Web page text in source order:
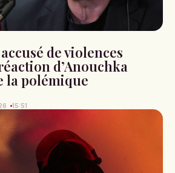
de violences
d’Anouchka
la polémique
15:51